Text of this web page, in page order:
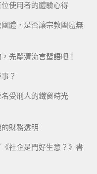
位使用者的體驗心得
體，是否讓宗教團體無
先釐清流言蜚語吧！
？
受刑人的鐵窗時光
財務透明
社企是門好生意？》書